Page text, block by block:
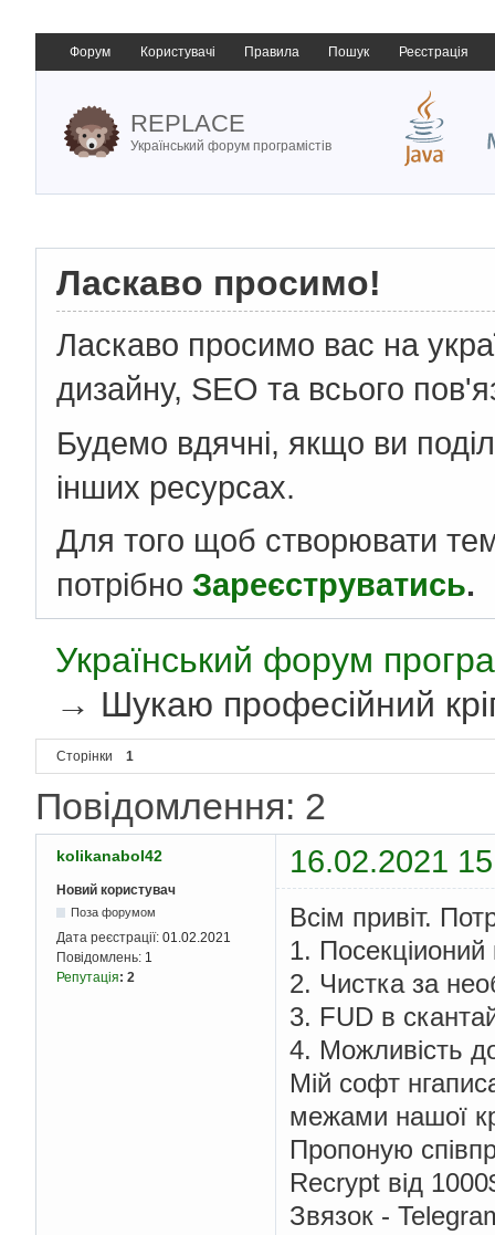
Форум Користувачі Правила Пошук Реєстрація
REPLACE
Український форум програмістів
Ласкаво просимо!
Ласкаво просимо вас на
дизайну, SEO та всього
Будемо вдячні, якщо ви
інших ресурсах.
Для того щоб створювати
потрібно Зареєструватись.
Український форум
→ Шукаю професійний
Сторінки 1
Повідомлення: 2
kolikanabol42 16.02.2021
Новий користувач
Поза форумом
Дата реєстрації: 01.02.2021
Повідомлень: 1
Репутація: 2
Всім привіт.
1.
2. Чистка за
3. FUD в
4. Можливість
Мій софт
межами нашої
Пропоную
Recrypt від
Звязок -